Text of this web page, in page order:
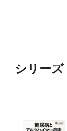
シリーズ